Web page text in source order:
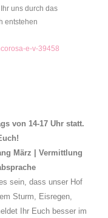
uns durch das
entstehen
e-v-39458
von 14-17 Uhr statt.
März | Vermittlung
sein, dass unser Hof
Sturm, Eisregen,
Ihr Euch besser im